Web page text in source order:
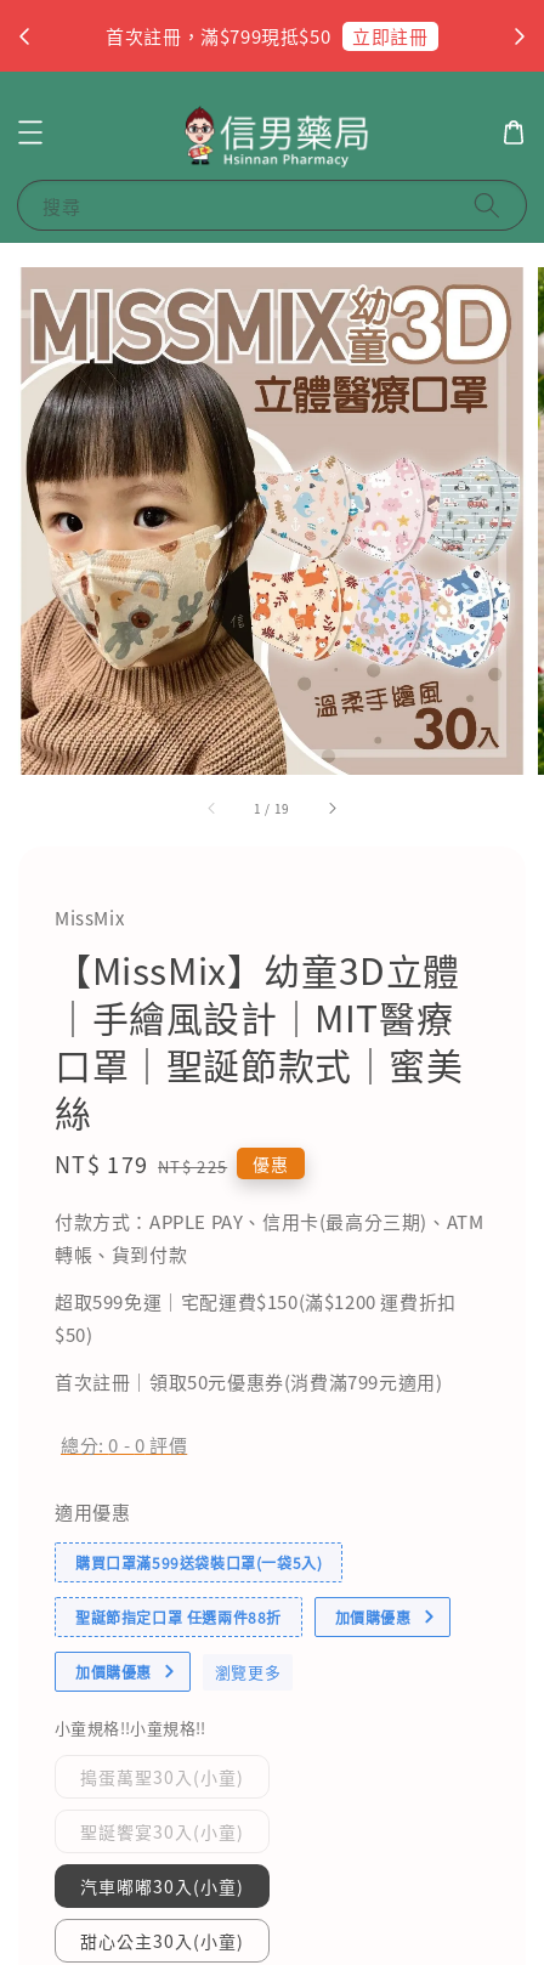
首次註冊，滿$799現抵$50 立即註冊
搜尋
1 / 19
MissMix
【MissMix】幼童3D立體
｜手繪風設計｜MIT醫療
口罩｜聖誕節款式｜蜜美
絲
Sale
NT$ 179 Regular
NT$ 225 優惠
付款方式：APPLE PAY、信用卡(最高分三期)、ATM
轉帳、貨到付款
超取599免運｜宅配運費$150(滿$1200 運費折扣
$50)
首次註冊｜領取50元優惠券(消費滿799元適用)
總分:0 -0評價
適用優惠
購買口罩滿599送袋裝口罩(一袋5入)
聖誕節指定口罩 任選兩件88折 加價購優惠
加價購優惠 瀏覽更多
小童規格!!小童規格!!
搗蛋萬聖30入(小童)
聖誕饗宴30入(小童)
汽車嘟嘟30入(小童)
甜心公主30入(小童)